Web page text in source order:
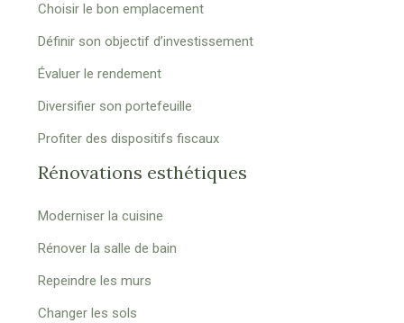
Choisir le bon emplacement
Définir son objectif d’investissement
Évaluer le rendement
Diversifier son portefeuille
Profiter des dispositifs fiscaux
Rénovations esthétiques
Moderniser la cuisine
Rénover la salle de bain
Repeindre les murs
Changer les sols